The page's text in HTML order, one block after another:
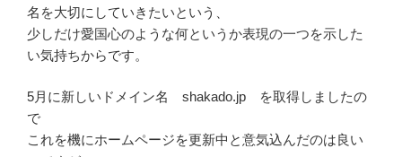
名を大切にしていきたいという、
少しだけ愛国心のような何というか表現の一つを示した
い気持ちからです。
5月に新しいドメイン名 shakado.jp を取得しましたの
で
これを機にホームページを更新中と意気込んだのは良い